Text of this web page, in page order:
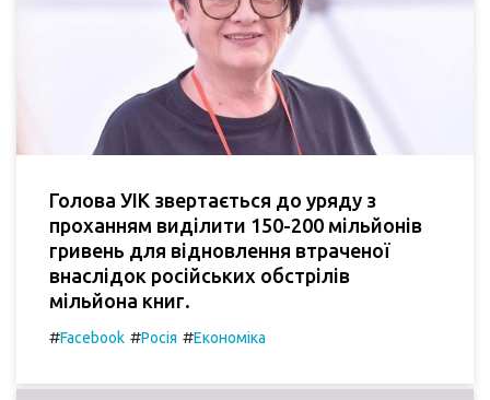
Голова УІК звертається до уряду з
проханням виділити 150-200 мільйонів
гривень для відновлення втраченої
внаслідок російських обстрілів
мільйона книг.
#Facebook #Росія #Економіка